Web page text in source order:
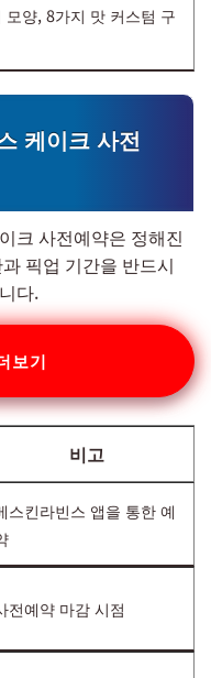
모양, 8가지 맛 커스텀 구
케이크 사전
크 사전예약은 정해진
픽업 기간을 반드시
다.
보기
비고
스킨라빈스 앱을 통한 예
전예약 마감 시점